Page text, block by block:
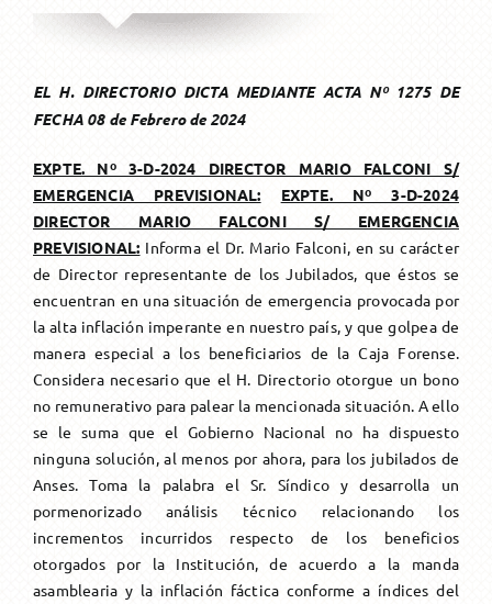
Memoria y Balance
Puntaje
Beneficios
Maternidad
Fallecimiento
Incapacidad Temporal
Hijos Discapacitados
Única Prestación
Asistencia Médica
OSEP
Servicios
Capacitaciones
Asesoramiento
Descuentos y Beneficios Comerciales
BENEFICIARIOS
Jubilaciones
Ordinaria
Invalidez
Pensiones
De un Activo
De un Beneficiario
Beneficio Especial Art. 59
Transform. a Jub. Ord.
Beneficio Art. 40
Solicitud
Transform. a Jub. Ord.
Otros Beneficios
Reconocimiento de servicios
AYUDA
Atencion On-Line
FAQ
Medios de pago
Formularios
AGENDA
SERVICIOS
EL H. DIRECTORIO DICTA MEDIANTE ACTA Nº 1275 DE
FECHA 08 de Febrero de 2024
EXPTE. Nº 3-D-2024 DIRECTOR MARIO FALCONI S/
EMERGENCIA PREVISIONAL:
EXPTE. Nº 3-D-2024
DIRECTOR MARIO FALCONI S/ EMERGENCIA
PREVISIONAL: Informa el Dr. Mario Falconi, en su carácter
de Director representante de los Jubilados, que éstos se
encuentran en una situación de emergencia provocada por
la alta inflación imperante en nuestro país, y que golpea de
manera especial a los beneficiarios de la Caja Forense.
Considera necesario que el H. Directorio otorgue un bono
no remunerativo para palear la mencionada situación. A ello
se le suma que el Gobierno Nacional no ha dispuesto
ninguna solución, al menos por ahora, para los jubilados de
Anses. Toma la palabra el Sr. Síndico y desarrolla un
pormenorizado análisis técnico relacionando los
incrementos incurridos respecto de los beneficios
otorgados por la Institución, de acuerdo a la manda
asamblearia y la inflación fáctica conforme a índices del